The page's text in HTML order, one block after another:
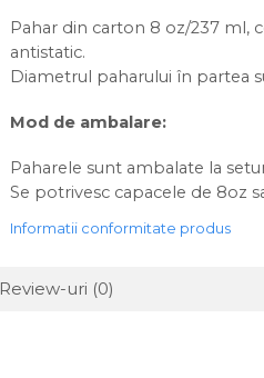
Pahar din carton 8 oz/237 ml,
antistatic.
Diametrul paharului în partea
Mod de ambalare:
Paharele sunt ambalate la
Se potrivesc capacele de 8oz
Informatii conformitate produs
Review-uri (0)